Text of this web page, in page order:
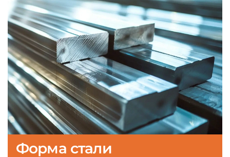
Форма стали